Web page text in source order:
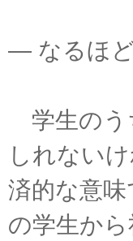
― なるほ
学生のう
しれない
済的な意
の学生か